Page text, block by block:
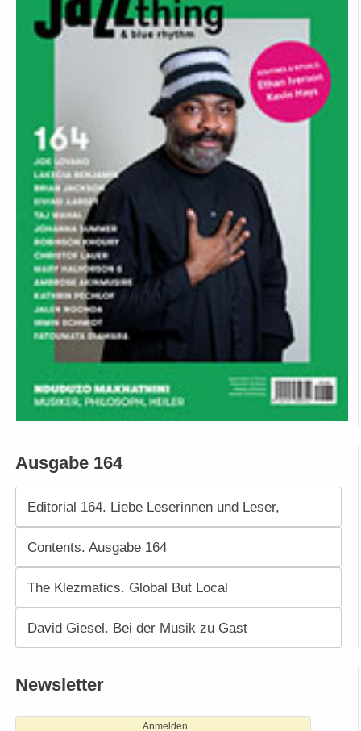
Ausgabe 164
Editorial 164. Liebe Leserinnen und Leser,
Contents. Ausgabe 164
The Klezmatics. Global But Local
David Giesel. Bei der Musik zu Gast
Newsletter
Anmelden